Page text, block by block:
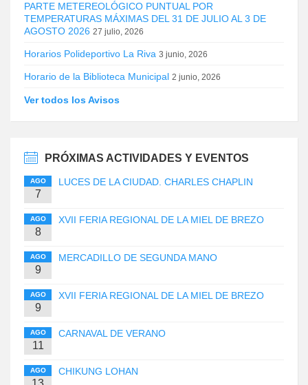
PARTE METEREOLÓGICO PUNTUAL POR
TEMPERATURAS MÁXIMAS DEL 31 DE JULIO AL 3 DE
AGOSTO 2026 27 julio, 2026
Horarios Polideportivo La Riva 3 junio, 2026
Horario de la Biblioteca Municipal 2 junio, 2026
Ver todos los Avisos
PRÓXIMAS ACTIVIDADES Y EVENTOS
AGO
7
LUCES DE LA CIUDAD. CHARLES CHAPLIN
AGO
8
XVII FERIA REGIONAL DE LA MIEL DE BREZO
AGO
9
MERCADILLO DE SEGUNDA MANO
AGO
9
XVII FERIA REGIONAL DE LA MIEL DE BREZO
AGO
11
CARNAVAL DE VERANO
AGO CHIKUNG LOHAN